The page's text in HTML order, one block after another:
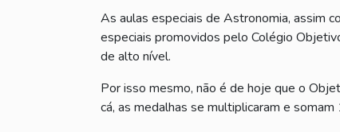
As aulas especiais de Astronomia, assim
especiais promovidos pelo Colégio
de alto nível.
Por isso mesmo, não é de hoje que o
cá, as medalhas se multiplicaram e